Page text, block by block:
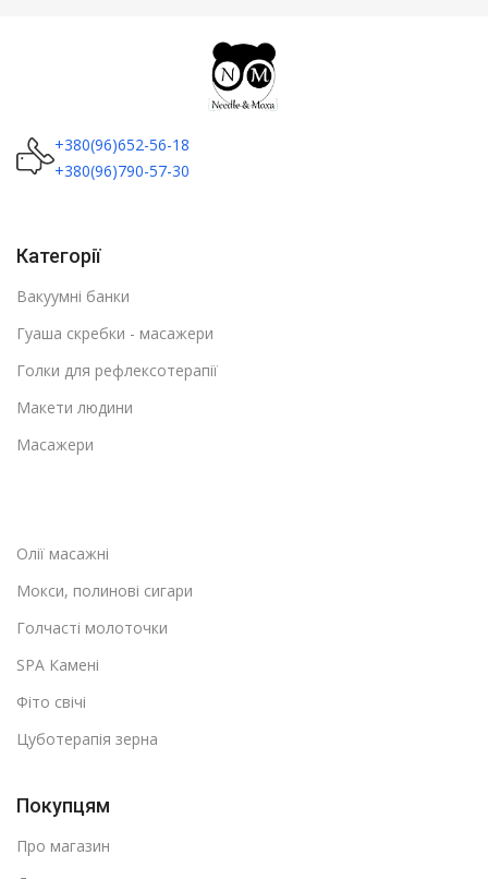
+380(96)652-56-18
+380(96)790-57-30
Категорії
Вакуумні банки
Гуаша скребки - масажери
Голки для рефлексотерапії
Макети людини
Масажери
Олії масажні
Мокси, полинові сигари
Голчасті молоточки
SPA Камені
Фіто свічі
Цуботерапія зерна
Покупцям
Про магазин